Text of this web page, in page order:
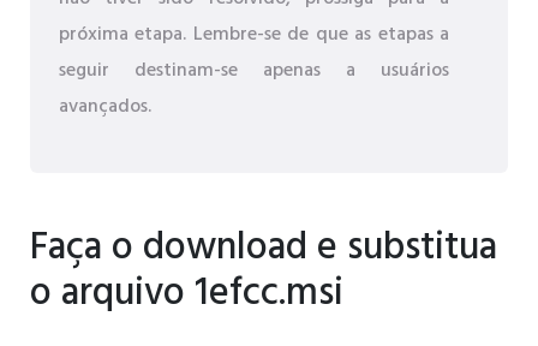
próxima etapa. Lembre-se de que as etapas a
seguir destinam-se apenas a usuários
avançados.
Faça o download e substitua
o arquivo 1efcc.msi